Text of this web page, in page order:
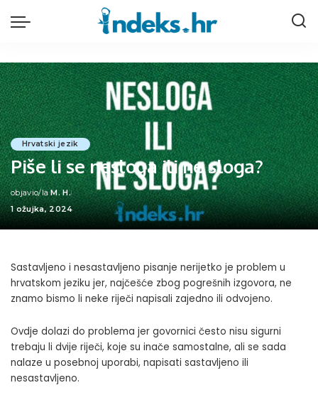
Hrvatski jezik
Piše li se nesloga ili ne sloga?
Posted
by
objavio/la M. H.
1 ožujka, 2024
Sastavljeno i nesastavljeno pisanje nerijetko je problem u
hrvatskom jeziku jer, najčešće zbog pogrešnih izgovora, ne
znamo bismo li neke riječi napisali zajedno ili odvojeno.
Ovdje dolazi do problema jer govornici često nisu sigurni
trebaju li dvije riječi, koje su inače samostalne, ali se sada
nalaze u posebnoj uporabi, napisati sastavljeno ili
nesastavljeno.